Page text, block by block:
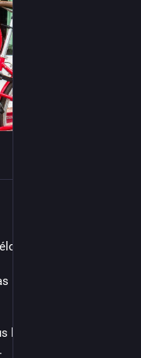
:
1 mais 2 dans la
les triplettes et la